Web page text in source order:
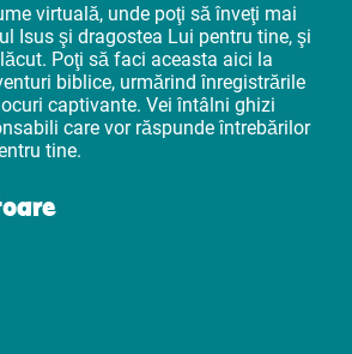
virtuală, unde poţi să înveţi mai
Isus şi dragostea Lui pentru tine, şi
Poţi să faci aceasta aici la
biblice, urmărind înregistrările
captivante. Vei întâlni ghizi
care vor răspunde întrebărilor
tine.